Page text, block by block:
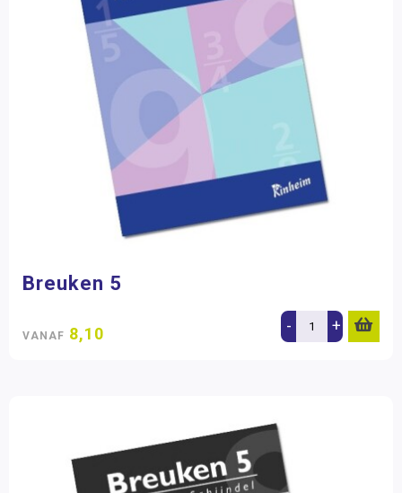
Breuken 5
VANAF 8,10 - +